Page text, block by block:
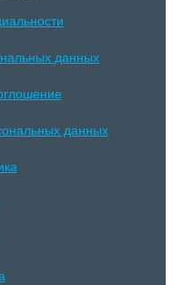
данных
данных